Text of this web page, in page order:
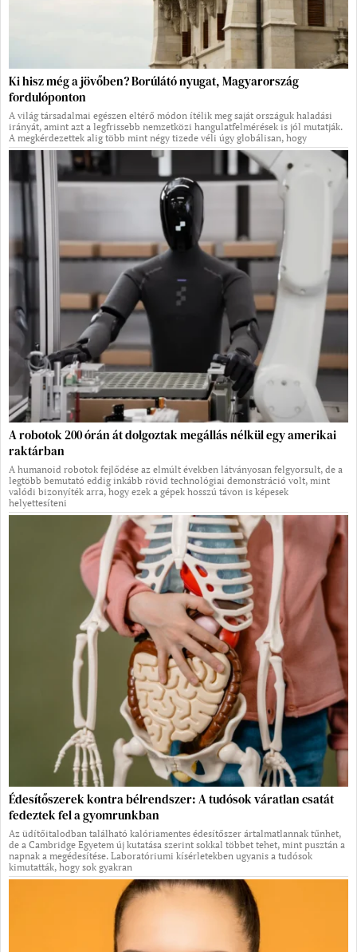
Ki hisz még a jövőben? Borúlátó nyugat, Magyarország
fordulóponton
A világ társadalmai egészen eltérő módon ítélik meg saját országuk haladási
irányát, amint azt a legfrissebb nemzetközi hangulatfelmérések is jól mutatják.
A megkérdezettek alig több mint négy tizede véli úgy globálisan, hogy
A robotok 200 órán át dolgoztak megállás nélkül egy amerikai
raktárban
A humanoid robotok fejlődése az elmúlt években látványosan felgyorsult, de a
legtöbb bemutató eddig inkább rövid technológiai demonstráció volt, mint
valódi bizonyíték arra, hogy ezek a gépek hosszú távon is képesek
helyettesíteni
Édesítőszerek kontra bélrendszer: A tudósok váratlan csatát
fedeztek fel a gyomrunkban
Az üdítőitalodban található kalóriamentes édesítőszer ártalmatlannak tűnhet,
de a Cambridge Egyetem új kutatása szerint sokkal többet tehet, mint pusztán a
napnak a megédesítése. Laboratóriumi kísérletekben ugyanis a tudósok
kimutatták, hogy sok gyakran